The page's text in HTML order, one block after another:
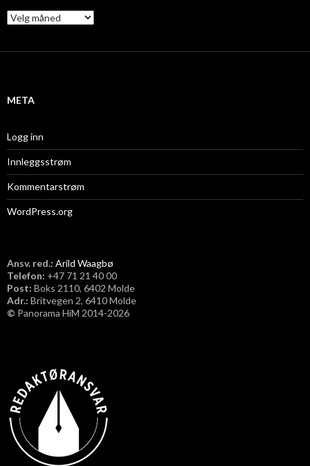
A
r
i
META
Logg inn
Innleggsstrøm
Kommentarstrøm
WordPress.org
Ansv. red.: Arild Waagbø
Telefon: ​+47 71 21 40 00
Post: Boks 2110, 6402 Molde
Adr.: Britvegen 2, 6410 Molde
© Panorama HiM 2014-2026